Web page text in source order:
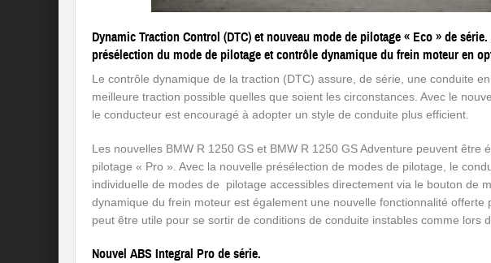
Dynamic Traction Control (DTC) et nouveau mode de pilotage « Eco » de
présélection du mode de pilotage et contrôle dynamique du frein moteur en
Le contrôle dynamique de la traction (DTC) assure, de série, une conduite
meilleure traction possible quelles que soient les circonstances. Avec le
le conducteur est encouragé à adopter un style de conduite plus efficient.
Les nouvelles BMW R 1250 GS et BMW R 1250 GS Adventure peuvent être
pilotage « Pro ». Avec la nouvelle présélection de modes de pilotage, le
individuelle de modes de pilotage accessibles directement via le bouton de
dynamique du frein moteur est également une nouvelle fonctionnalité offerte
peut être utile pour se sortir de conditions de conduite instables comme lors
Nouvel ABS Integral Pro de série.